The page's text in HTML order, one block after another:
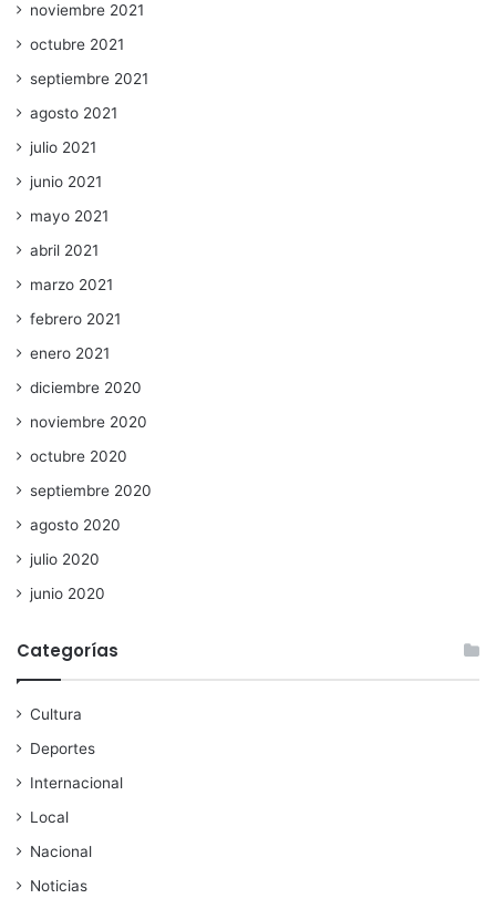
noviembre 2021
octubre 2021
septiembre 2021
agosto 2021
julio 2021
junio 2021
mayo 2021
abril 2021
marzo 2021
febrero 2021
enero 2021
diciembre 2020
noviembre 2020
octubre 2020
septiembre 2020
agosto 2020
julio 2020
junio 2020
Categorías
Cultura
Deportes
Internacional
Local
Nacional
Noticias